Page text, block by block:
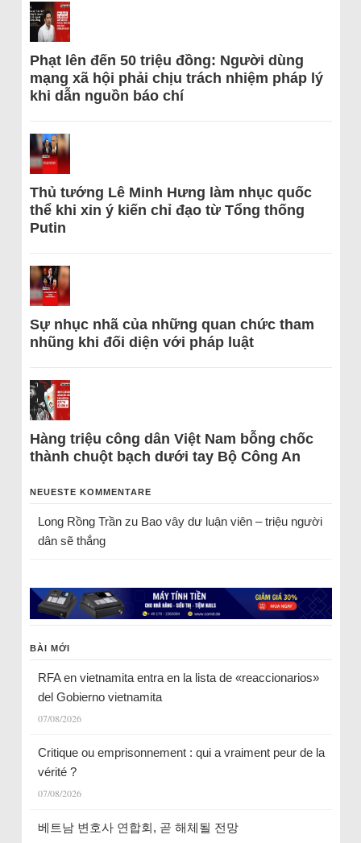
Phạt lên đến 50 triệu đồng: Người dùng
mạng xã hội phải chịu trách nhiệm pháp lý
khi dẫn nguồn báo chí
Thủ tướng Lê Minh Hưng làm nhục quốc
thể khi xin ý kiến chỉ đạo từ Tổng thống
Putin
Sự nhục nhã của những quan chức tham
nhũng khi đối diện với pháp luật
Hàng triệu công dân Việt Nam bỗng chốc
thành chuột bạch dưới tay Bộ Công An
NEUESTE KOMMENTARE
Long Rồng Trầnzu Bao vây dư luận viên – triệu người
dân sẽ thắng
BÀI MỚI
RFA en vietnamita entra en la lista de «reaccionarios»
del Gobierno vietnamita
07/08/2026
Critique ou emprisonnement : qui a vraiment peur de la
vérité ?
07/08/2026
베트남 변호사 연합회, 곧 해체될 전망